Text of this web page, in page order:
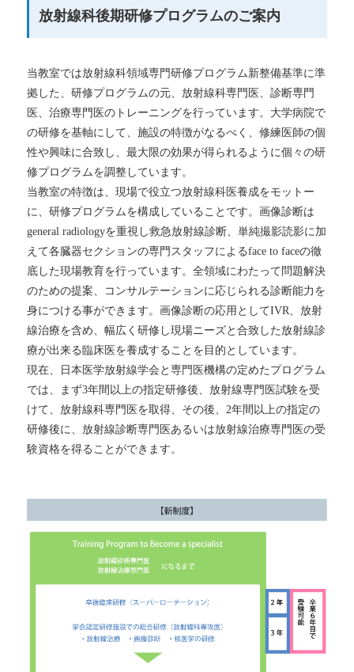
放射線科後期研修プログラムのご案内
当教室では放射線科領域専門研修プログラム新整備基準に準
拠した、研修プログラムの元、放射線科専門医、診断専門
医、治療専門医のトレーニングを行っています。大学病院で
の研修を基軸にして、施設の特徴がなるべく、修練医師の個
性や興味に合致し、最大限の効果が得られるように個々の研
修プログラムを調整しています。
当教室の特徴は、現場で役立つ放射線科医養成をモットー
に、研修プログラムを構成していることです。画像診断は
general radiologyを重視し救急放射線診断、単純撮影読影に加
えて各臓器セクションの専門スタッフによるface to faceの徹
底した現場教育を行っています。全領域にわたって問題解決
のための提案、コンサルテーションに応じられる診断能力を
身につける事ができます。画像診断の応用としてIVR、放射
線治療を含め、幅広く研修し現場ニーズと合致した放射線診
療が出来る臨床医を養成することを目的としています。
現在、日本医学放射線学会と専門医機構の定めたプログラム
では、まず3年間以上の指定研修後、放射線専門医試験を受
けて、放射線科専門医を取得、その後、2年間以上の指定の
研修後に、放射線診断専門医あるいは放射線治療専門医の受
験資格を得ることができます。
見学・医局員募集